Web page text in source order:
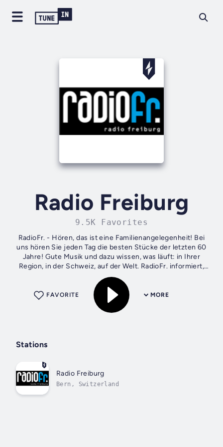
Radio Freiburg
9.5K Favorites
RadioFr. - Hören, das ist eine Familienangelegenheit! Bei
uns hören Sie jeden Tag die besten Stücke der letzten 60
Jahre! Gute Musik und dazu wissen, was läuft: in Ihrer
Region, in der Schweiz, auf der Welt. RadioFr. informiert,
kommentiert und...
MORE
FAVORITE
Stations
Radio Freiburg
Bern, Switzerland